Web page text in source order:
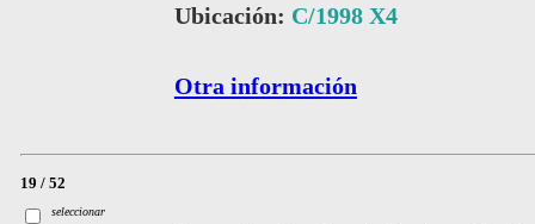
Ubicación: C/1998 X4
Otra información
19 / 52
seleccionar